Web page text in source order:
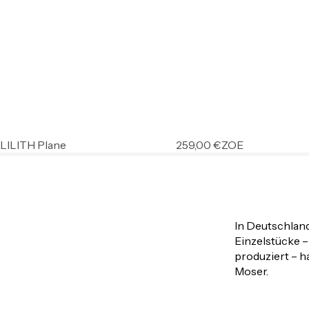
LILITH Plane 259,00 €ZOE
In
Einzelstücke
produziert –
Moser.